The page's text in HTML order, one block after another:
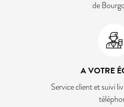
de
A VOTRE
Service client et suivi